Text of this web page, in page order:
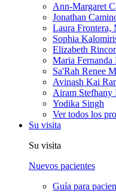
Ann-Margaret
Jonathan
Laura Frontera,
Sophia
Elizabeth
Maria Fernanda
Sa'Rah Renee
Avinash Kai
Airam Stefhany
Yodika Singh
Ver todos los
Su visita
Su visita
Nuevos pacientes
Guía para